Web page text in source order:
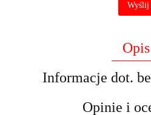
Wyślij
Opis
Informacje dot.
Opinie i